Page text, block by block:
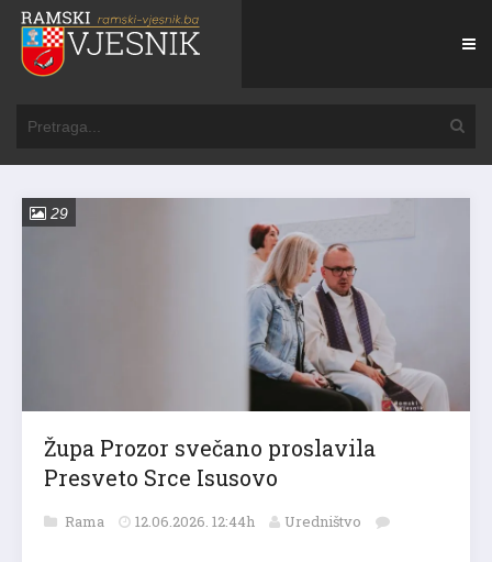
29
Župa Prozor svečano proslavila
Presveto Srce Isusovo
Rama 12.06.2026. 12:44h Uredništvo